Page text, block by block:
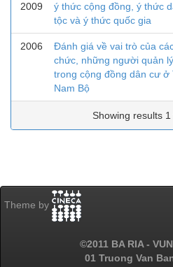
2009
ý thức cộng đồng, ý thức
tộc và ý thức quốc gia
2006
Đánh giá về vai trò của
chức, những người quản lý
trong cộng đồng dân cư ở
Nam Bộ
Showing results
Theme by
©2011 BA RIA -
01 Truong Van